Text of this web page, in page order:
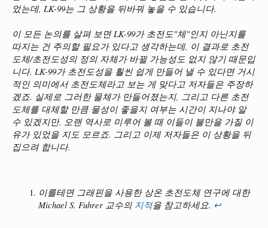
었는데, LK-99는 그 상황을 뒤바꿔 놓을 수 있습니다.
이 모든 논의를 살펴 보면 LK-99가 초전도"체"인지 아닌지를
따지는 건 주의할 필요가 있다고 생각하는데, 이 결과로 초전
도체/초전도성의 정의 자체가 바뀔 가능성도 없지 않기 때문입
니다. LK-99가 초전도성을 훨씬 쉽게 만들어 낼 수 있다면 거시
적인 의미에서 초전도체라고 보는 게 맞다고 저자들은 주장하
겠죠. 실제로 그러한 물체가 만들어졌는지, 그리고 다른 초전
도체를 대체할 만큼 물성이 좋을지 여부는 시간이 지나야 알
수 있겠지만, 오랜 역사로 미루어 볼 때 이들이 불만을 가질 이
유가 있었을 지도 모르죠. 그리고 이제 저자들은 이 상황을 뒤
집으려 합니다.
이를테면 그래핀을 사용한 상온 초전도체 연구에 대한
Michael S. Fuhrer 교수의 지적을 참고하세요. ↩︎